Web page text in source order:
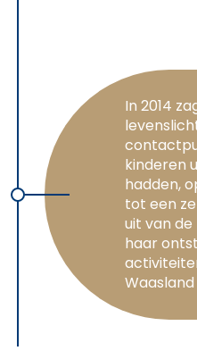
In 2014
kinderen
hadden,
tot een
uit van
haar